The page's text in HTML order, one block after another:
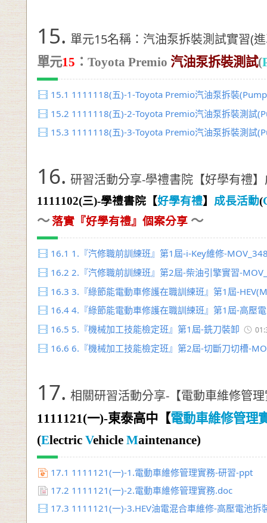
15. 單元15名稱：汽油泵拆裝測試實習(
單元15 ： Toyota Premio 汽油泵拆裝測試(
15.1 1111118(五)-1-Toyota Premio汽油泵拆裝
15.2 1111118(五)-2-Toyota Premio汽油泵拆裝測試
15.3 1111118(五)-3-Toyota Premio汽油泵拆裝測試
16. 研習活動分享-學禮書院【好學有禮
1111102(三)-學禮書院【好學有禮】 成長活動(
～落實『好學有禮』個案分享 ～
16.1 1.『汽修職前訓練班』第1屆-i-Key維修-
16.2 2.『汽修職前訓練班』第2屆-柴油引擎實習-
16.3 3.『綠節能電動車修護在職訓練班』第1屆-
16.4 4.『綠節能電動車修護在職訓練班』第1屆-高壓
16.5 5.『機械加工技能檢定班』第1屆-銑刀裝卸
16.6 6.『機械加工技能檢定班』第2屆-切斷刀切槽-
17. 相關研習活動分享-【電動車維修管
1111121(一)-東泰高中【電動車維修管理
(Electric Vehicle Maintenance)
17.1 1111121(一)-1.電動車維修管理實務-研習-ppt
17.2 1111121(一)-2.電動車維修管理實務.doc
17.3 1111121(一)-3.HEV油電混合車維修-高壓電池拆